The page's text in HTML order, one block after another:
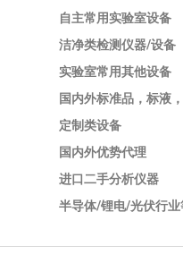
自主常用实验室设备
洁净类检测仪器/设备
实验室常用其他设备
国内外标准品，标液
定制类设备
国内外优势代理
进口二手分析仪器
半导体/锂电/光伏行